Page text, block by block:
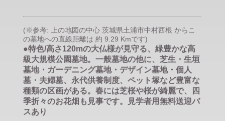
(※参考: 上の地図の中心 茨城県土浦市中村西根 からこ
の墓地への直線距離は 約 9.29 Kmです)
●特色/高さ120mの大仏様が見守る、緑豊かな高
級大規模公園墓地。一般墓地の他に、芝生・生垣
墓地・ガーデニング墓地・デザイン墓地・個人
墓・夫婦墓、永代供養制度、ペット塚など豊富な
種類の区画がある。春には芝桜や桜が綺麗で、四
季折々のお花畑も見事です。見学者用無料送迎バ
スあり